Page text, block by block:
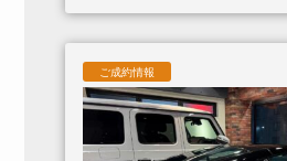
ご成約情報